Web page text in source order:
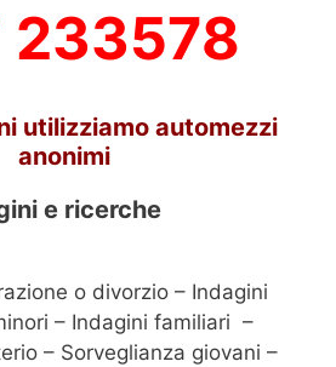
233578
utilizziamo automezzi
anonimi
e ricerche
o divorzio – Indagini
– Indagini familiari –
– Sorveglianza giovani –